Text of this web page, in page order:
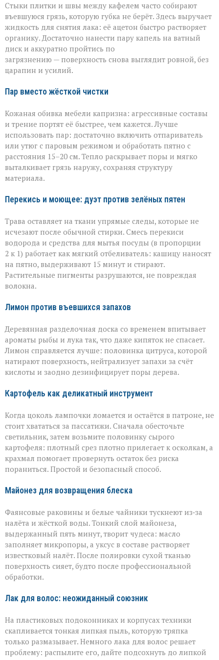
Стыки плитки и швы между кафелем часто собирают
въевшуюся грязь, которую губка не берёт. Здесь выручает
жидкость для снятия лака: её ацетон быстро растворяет
органику. Достаточно нанести пару капель на ватный
диск и аккуратно пройтись по
загрязнению — поверхность снова выглядит ровной, без
царапин и усилий.
Пар вместо жёсткой чистки
Кожаная обивка мебели капризна: агрессивные составы
и трение портят её быстрее, чем кажется. Лучше
использовать пар: достаточно включить отпариватель
или утюг с паровым режимом и обработать пятно с
расстояния 15–20 см. Тепло раскрывает поры и мягко
выталкивает грязь наружу, сохраняя структуру
материала.
Перекись и моющее: дуэт против зелёных пятен
Трава оставляет на ткани упрямые следы, которые не
исчезают после обычной стирки. Смесь перекиси
водорода и средства для мытья посуды (в пропорции
2 к 1) работает как мягкий отбеливатель: кашицу наносят
на пятно, выдерживают 15 минут и стирают.
Растительные пигменты разрушаются, не повреждая
волокна.
Лимон против въевшихся запахов
Деревянная разделочная доска со временем впитывает
ароматы рыбы и лука так, что даже кипяток не спасает.
Лимон справляется лучше: половинка цитруса, которой
натирают поверхность, нейтрализует запахи за счёт
кислоты и заодно дезинфицирует поры дерева.
Картофель как деликатный инструмент
Когда цоколь лампочки ломается и остаётся в патроне, не
стоит хвататься за пассатижи. Сначала обесточьте
светильник, затем возьмите половинку сырого
картофеля: плотный срез плотно прилегает к осколкам, а
крахмал помогает провернуть остаток без риска
пораниться. Простой и безопасный способ.
Майонез для возвращения блеска
Фаянсовые раковины и белые чайники тускнеют из‑за
налёта и жёсткой воды. Тонкий слой майонеза,
выдержанный пять минут, творит чудеса: масло
заполняет микропоры, а уксус в составе растворяет
известковый налёт. После полировки сухой тканью
поверхность сияет, будто после профессиональной
обработки.
Лак для волос: неожиданный союзник
На пластиковых подоконниках и корпусах техники
скапливается тонкая липкая пыль, которую тряпка
только размазывает. Немного лака для волос решает
проблему: распылите его, дайте подсохнуть до липкой